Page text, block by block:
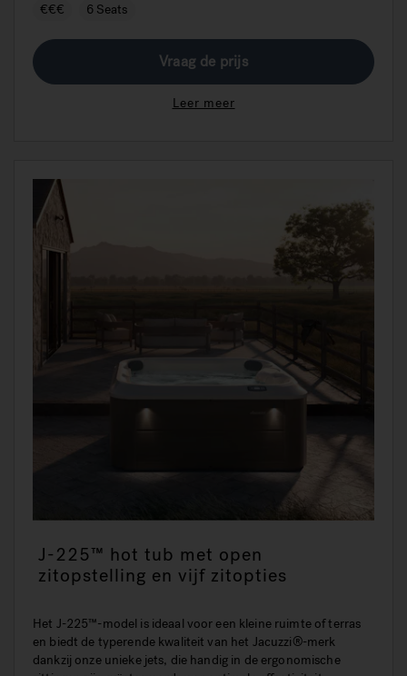
€€€ 6 Seats
Vraag de prijs
Leer meer
J-225™ hot tub met open
zitopstelling en vijf zitopties
Het J-225™-model is ideaal voor een kleine ruimte of terras
en biedt de typerende kwaliteit van het Jacuzzi®-merk
dankzij onze unieke jets, die handig in de ergonomische